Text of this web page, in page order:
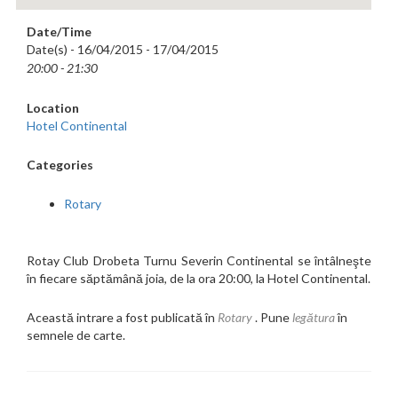
Date/Time
Date(s) - 16/04/2015 - 17/04/2015
20:00 - 21:30
Location
Hotel Continental
Categories
Rotary
Rotay Club Drobeta Turnu Severin Continental se întâlneşte
în fiecare săptămână joia, de la ora 20:00, la Hotel Continental.
Această intrare a fost publicată în Rotary. Punelegăturaîn
semnele de carte.